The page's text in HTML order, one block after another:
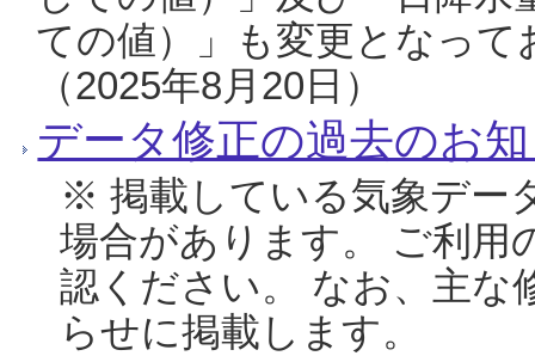
ての値）」も変更となっ
（2025年8月20日）
データ修正の過去のお
※ 掲載している気象デー
場合があります。 ご利用
認ください。 なお、主な
らせに掲載します。